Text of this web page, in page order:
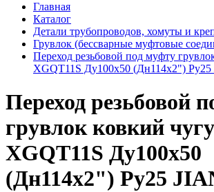
Главная
Каталог
Детали трубопроводов, хомуты и
Грувлок (бессварные муфтовые
Переход резьбовой под муфту
XGQT11S Ду100х50 (Дн114х2")
Переход резьбовой
грувлок ковкий
XGQT11S Ду100х50
(Дн114х2") Ру25